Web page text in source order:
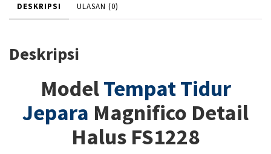
DESKRIPSI ULASAN (0)
Deskripsi
ModelTempat Tidur
Jepara Magnifico Detail
Halus FS1228